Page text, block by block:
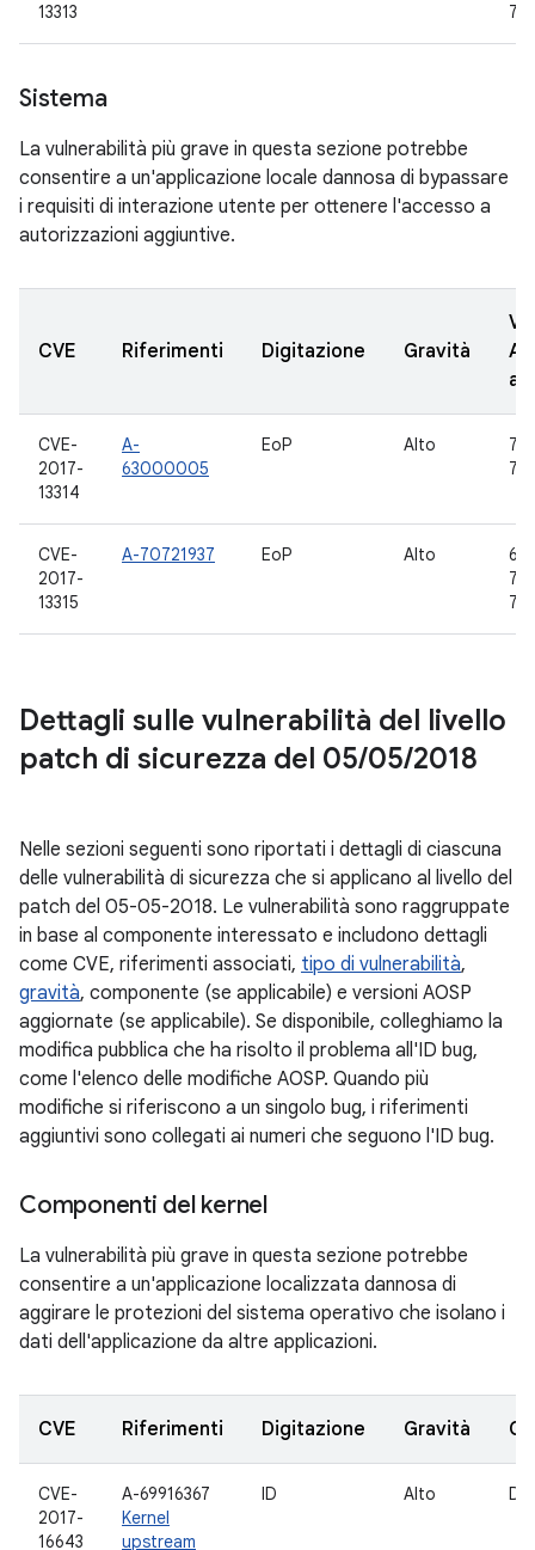
13313
Sistema
La vulnerabilità più grave in questa sezione potrebbe
consentire a un'applicazione locale dannosa di bypassare
i requisiti di interazione utente per ottenere l'accesso a
autorizzazioni aggiuntive.
CVE Riferimenti Digitazione Gravità
CVE-
2017-
13314
A-
63000005
EoP Alto
CVE-
2017-
13315
A-70721937 EoP Alto
Dettagli sulle vulnerabilità del livello
patch di sicurezza del 05/05/2018
Nelle sezioni seguenti sono riportati i dettagli di ciascuna
delle vulnerabilità di sicurezza che si applicano al livello del
patch del 05-05-2018. Le vulnerabilità sono raggruppate
in base al componente interessato e includono dettagli
come CVE, riferimenti associati, tipo di vulnerabilità,
gravità, componente (se applicabile) e versioni AOSP
aggiornate (se applicabile). Se disponibile, colleghiamo la
modifica pubblica che ha risolto il problema all'ID bug,
come l'elenco delle modifiche AOSP. Quando più
modifiche si riferiscono a un singolo bug, i riferimenti
aggiuntivi sono collegati ai numeri che seguono l'ID bug.
Componenti del kernel
La vulnerabilità più grave in questa sezione potrebbe
consentire a un'applicazione localizzata dannosa di
aggirare le protezioni del sistema operativo che isolano i
dati dell'applicazione da altre applicazioni.
CVE Riferimenti Digitazione Gravità
CVE-
2017-
16643
A-69916367
Kernel
upstream
ID Alto